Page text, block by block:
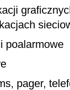
poalarmowe
pager,